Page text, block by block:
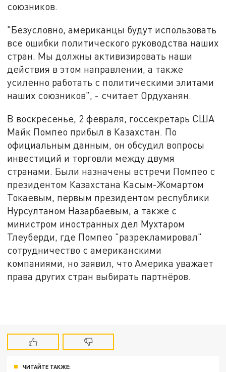
союзников.
"Безусловно, американцы будут использовать
все ошибки политического руководства наших
стран. Мы должны активизировать наши
действия в этом направлении, а также
усиленно работать с политическими элитами
наших союзников", - считает Ордуханян.
В воскресенье, 2 февраля, госсекретарь США
Майк Помпео прибыл в Казахстан. По
официальным данным, он обсудил вопросы
инвестиций и торговли между двумя
странами. Были назначены встречи Помпео с
президентом Казахстана Касым-Жомартом
Токаевым, первым президентом республики
Нурсултаном Назарбаевым, а также с
министром иностранных дел Мухтаром
Тлеуберди, где Помпео "разрекламировал"
сотрудничество с американскими
компаниями, но заявил, что Америка уважает
права других стран выбирать партнёров.
ЧИТАЙТЕ ТАКЖЕ: